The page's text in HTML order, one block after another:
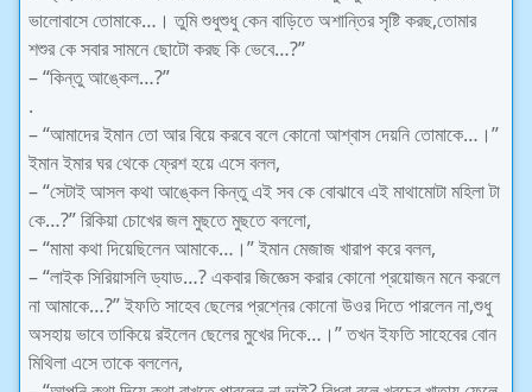
ভালোবাসে তোমাকে…। তুমি শুধুশুধু কেন বাড়িতে অশান্তির সৃষ্টি করছ,তোমার
শশুর কে সবার সামনে ছোটো করছ কি ভেবে…?”
– “কিন্তু আঙ্কেল…?”
.
– “আমাদের ইমান তো আর বিয়ে করবে বলে কোনো আশ্বাস দেয়নি তোমাকে…।”
ইমান ইমার ঘর থেকে ফ্রেশ হয়ে এসে বলল,
– “সেটাই আসল কথা আঙ্কেল কিন্তু এই সব কে বোঝাবে এই মাথামোটা মহিলা টা
কে…?” রিকিয়া চোখের জল মুছতে মুছতে বললো,
– “মামা কথা দিয়েছিলেন আমাকে…।” ইমান মেজাজ খারাপ করে বলল,
– “লাইক সিরিয়াসলি ড্যাড…? একবার জিজ্ঞেস করার কোনো প্রয়োজন মনে করলে
না আমাকে…?” ইফতি সাহেব ছেলের প্রশ্নের কোনো উওর দিতে পারলেন না,শুধু
অসহায় ভাবে তাকিয়ে রইলেন ছেলের মুখের দিকে…।” তখন ইফতি সাহেবের বোন
মিথিলা এসে তাকে বললেন,